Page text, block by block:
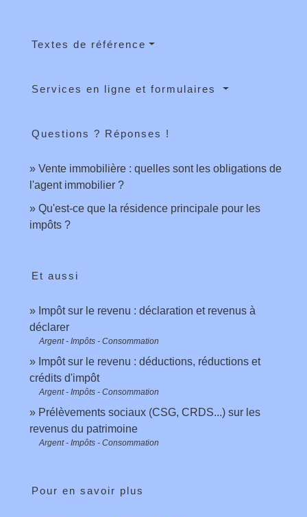
Textes de référence
Services en ligne et formulaires
Questions ? Réponses !
Vente immobilière : quelles sont les obligations de
l'agent immobilier ?
Qu'est-ce que la résidence principale pour les
impôts ?
Et aussi
Impôt sur le revenu : déclaration et revenus à
déclarer
Argent - Impôts - Consommation
Impôt sur le revenu : déductions, réductions et
crédits d'impôt
Argent - Impôts - Consommation
Prélèvements sociaux (CSG, CRDS...) sur les
revenus du patrimoine
Argent - Impôts - Consommation
Pour en savoir plus